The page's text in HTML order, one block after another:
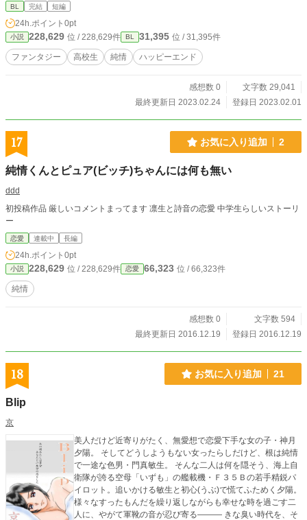
BL 完結 短編
24h.ポイント 0pt
小説 228,629 位 / 228,629件 BL 31,395 位 / 31,395件
ファンタジー 高校生 純情 ハッピーエンド
感想数 0
文字数 29,041
最終更新日 2023.02.24
登録日 2023.02.01
17 お気に入り追加 2
純情くんとピュア(ビッチ)ちゃんには何も無い
ddd
初投稿作品 厳しいコメントまってます 凛生と詩音の恋愛 中学生らしいストーリ
ー
恋愛 連載中 長編
24h.ポイント 0pt
小説 228,629 位 / 228,629件 恋愛 66,323 位 / 66,323件
純情
感想数 0
文字数 594
最終更新日 2016.12.19
登録日 2016.12.19
18 お気に入り追加 21
Blip
京
美人だけど近寄りがたく、無愛想で恋愛下手な女の子・神月
夕陽。 そしてどうしようもない女ったらしだけど、根は純情
で一途な色男・門真敏生。 そんな二人は何を隠そう、海上自
衛隊が誇る空母「いずも」の艦載機・Ｆ３５Ｂの若手精鋭パ
イロット。追いかける敏生と初心(うぶ)で慌てふためく夕陽。
様々なすったもんだを繰り返しながらも幸せな時を過ごす二
人に、やがて軍靴の音が忍び寄る――― きな臭い時代を、そ